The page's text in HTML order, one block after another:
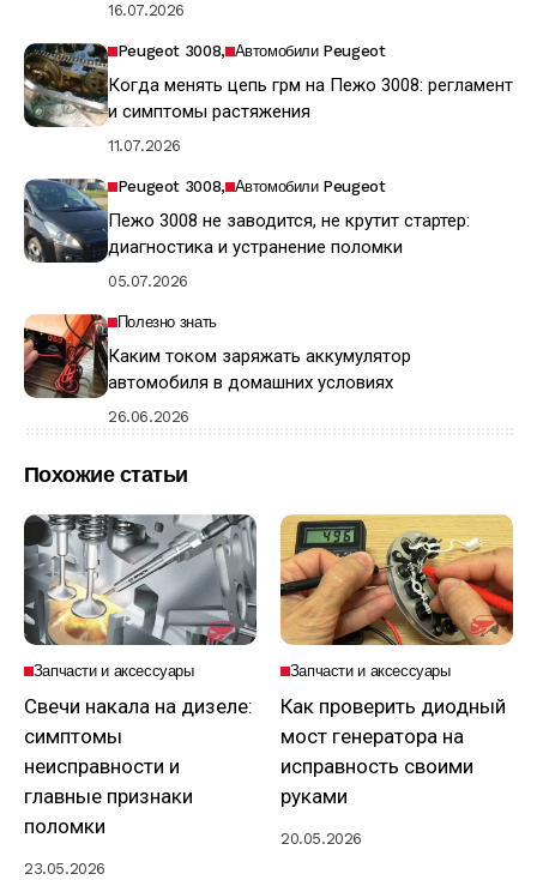
16.07.2026
Peugeot 3008 Автомобили Peugeot
Когда менять цепь грм на Пежо 3008: регламент
и симптомы растяжения
11.07.2026
Peugeot 3008 Автомобили Peugeot
Пежо 3008 не заводится, не крутит стартер:
диагностика и устранение поломки
05.07.2026
Полезно знать
Каким током заряжать аккумулятор
автомобиля в домашних условиях
26.06.2026
Похожие статьи
Запчасти и аксессуары
Свечи накала на дизеле:
симптомы
неисправности и
главные признаки
поломки
23.05.2026
Запчасти и аксессуары
Как проверить диодный
мост генератора на
исправность своими
руками
20.05.2026